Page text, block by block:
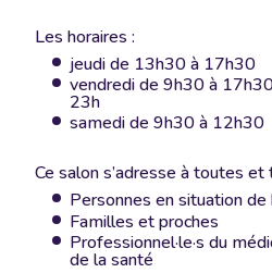
Les horaires :
jeudi de 13h30 à 17h30
vendredi de 9h30 à
23h
samedi de 9h30 à 12h30
Ce salon s’adresse à toutes et
Personnes en situation de
Familles et proches
Professionnel·le·s du
de la santé